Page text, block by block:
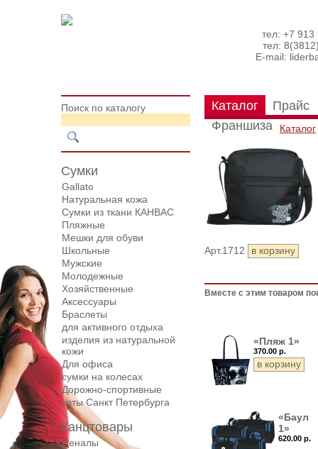
тел: +7 913
тел:
E-mail:
Поиск по каталогу
Сумки
Gallato
Натуральная кожа
Сумки из ткани КАНВАС
Пляжные
Мешки для обуви
Школьные
Мужские
Молодежные
Хозяйственные
Аксессуары
Браслеты
для активного отдыха
изделия из натуральной
кожи
Для офиса
сумки на колесах
Дорожнo-спортивные
коты Санкт Петербурга
Канцтовары
Пеналы
Каталог
Прайс
Франшиза
Каталог
Арт.1712
Вместе с этим товаром
«Пляж 1»
370.00 р.
«Баул
1»
620.00 р.